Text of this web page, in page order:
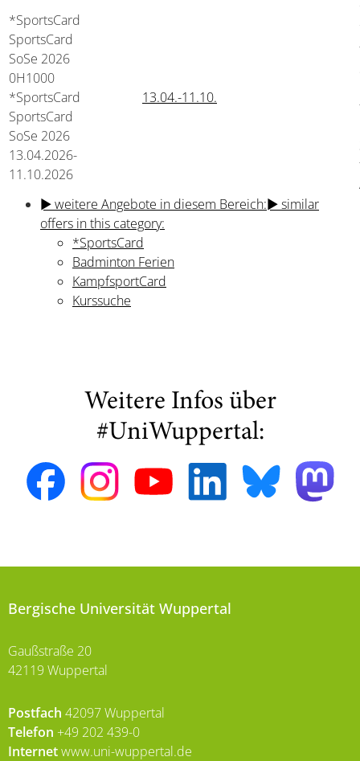
*SportsCard
SportsCard
SoSe 2026
0H1000
*SportsCard
SportsCard
SoSe 2026
13.04.2026-
11.10.2026
13.04.-11.10.
► weitere Angebote in diesem Bereich:► similar
offers in this category:
*SportsCard
Badminton Ferien
KampfsportCard
Kurssuche
Weitere Infos über
#UniWuppertal:
Bergische Universität Wuppertal
Gaußstraße 20
42119 Wuppertal
Postfach 42097 Wuppertal
Telefon +49 202 439-0
Internetwww.uni-wuppertal.de